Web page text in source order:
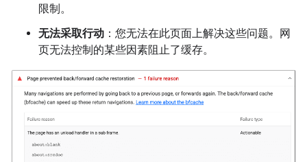
限制。
无法采取行动 ：您无法在此页面上解决这些问题。网
页无法控制的某些因素阻止了缓存。